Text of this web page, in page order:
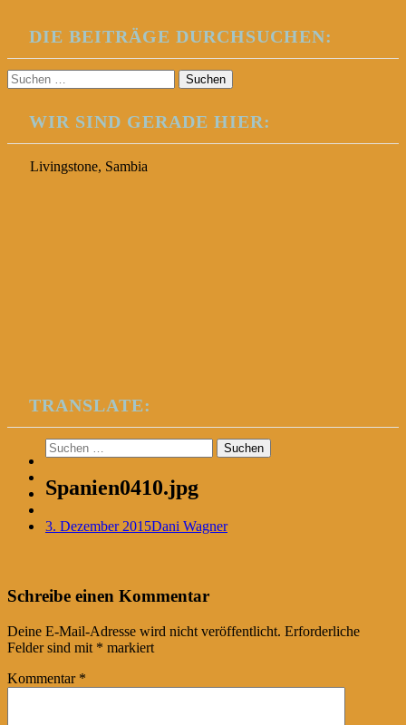
DIE BEITRÄGE DURCHSUCHEN:
Suchen
nach:
WIR SIND GERADE HIER:
Livingstone, Sambia
TRANSLATE:
Suchen
nach:
Spanien0410.jpg
3. Dezember 2015Dani Wagner
Post
navigation
←
Schreibe einen Kommentar
Deine E-Mail-Adresse wird nicht veröffentlicht. Erforderliche
Felder sind mit * markiert
Kommentar *